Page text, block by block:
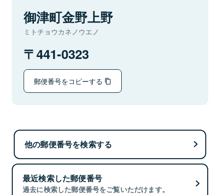
御津町金野上野
ミトチョウカネノウエノ
441-0323
郵便番号をコピーする
他の郵便番号を検索する
最近検索した郵便番号
過去に検索した郵便番号をご覧いただけます。